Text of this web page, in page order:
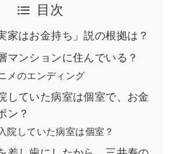
目次
家はお金持ち」説の根拠は？
マンションに住んでいる？
メのエンディング
していた病室は個室で、お金
ン？
院していた病室は個室？